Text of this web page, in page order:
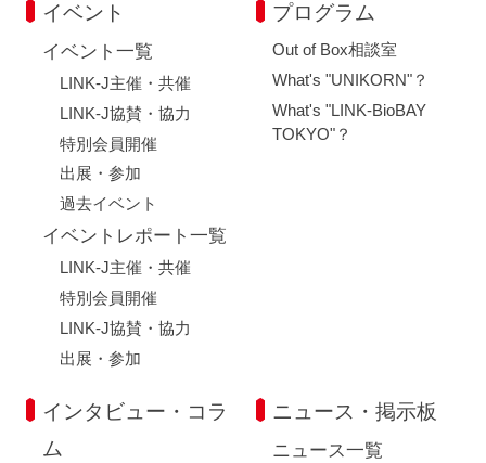
イベント
イベント一覧
LINK-J主催・共催
LINK-J協賛・協力
特別会員開催
出展・参加
過去イベント
イベントレポート一覧
LINK-J主催・共催
特別会員開催
LINK-J協賛・協力
出展・参加
プログラム
Out of Box相談室
What's "UNIKORN"？
What's "LINK-BioBAY
TOKYO"？
インタビュー・コラ
ム
ニュース・掲示板
ニュース一覧